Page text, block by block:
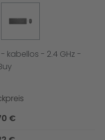
kabellos - 2.4 GHz -
€